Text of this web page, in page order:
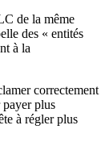
de la même
des « entités
à la
correctement
payer plus
à régler plus